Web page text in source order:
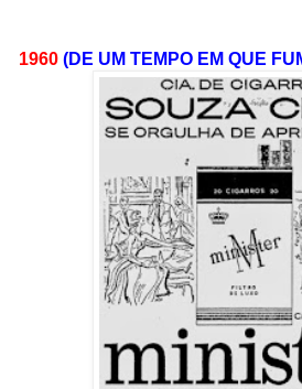
1960 (DE UM TEMPO EM QUE